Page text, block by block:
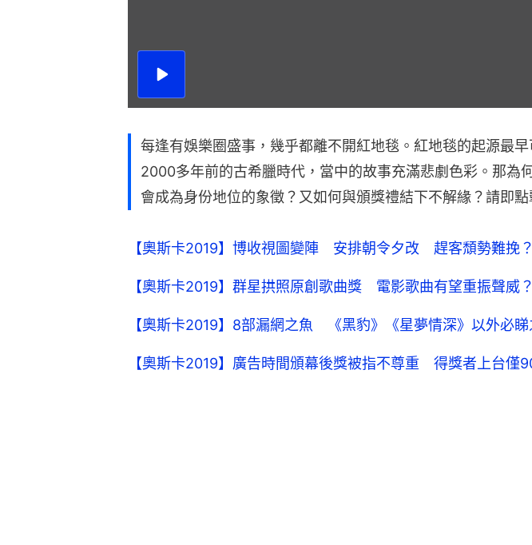
播
每逢有娛樂圈盛事，幾乎都離不開紅地毯。紅地毯的起源最
2000多年前的古希臘時代，當中的故事充滿悲劇色彩。那為
會成為身份地位的象徵？又如何與頒獎禮結下不解緣？請即點
【奧斯卡2019】博收視圖變陣 安排朝令夕改 趕客頹勢難挽？
【奧斯卡2019】群星拱照原創歌曲獎 電影歌曲有望重振聲威？
【奧斯卡2019】8部漏網之魚 《黑豹》《星夢情深》以外必睇
【奧斯卡2019】廣告時間頒幕後獎被指不尊重 得獎者上台僅